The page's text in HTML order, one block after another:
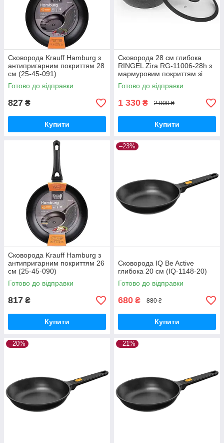
Сковорода Krauff Hamburg з
антипригарним покриттям 28
см (25-45-091)
Готово до відправки
827 ₴
Купити
Сковорода 28 см глибока
RINGEL Zira RG-11006-28h з
мармуровим покриттям зі
скляною кришкою
Готово до відправки
1 330 ₴ 2 000 ₴
Купити
Сковорода Krauff Hamburg з
антипригарним покриттям 26
см (25-45-090)
Готово до відправки
817 ₴
Купити
–23%
Сковорода IQ Be Active
глибока 20 см (IQ-1148-20)
Готово до відправки
680 ₴ 880 ₴
Купити
–20% –21%